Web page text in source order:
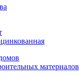
материалов